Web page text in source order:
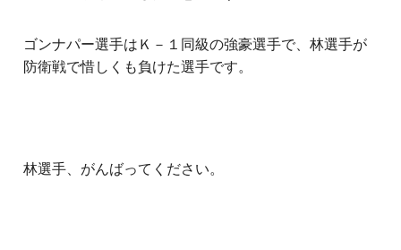
ゴンナパー選手はＫ－１同級の強豪選手で、林選手が
防衛戦で惜しくも負けた選手です。
林選手、がんばってください。